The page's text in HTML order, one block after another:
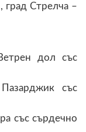
град Стрелча –
дол със
със
със сърдечно